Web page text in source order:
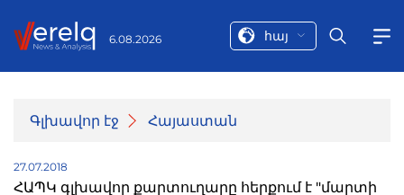
6.08.2026 հայ
Գլխավոր էջ Հայաստան
27.07.2018
ՀԱՊԿ գլխավոր քարտուղարը հերքում է "մարտի